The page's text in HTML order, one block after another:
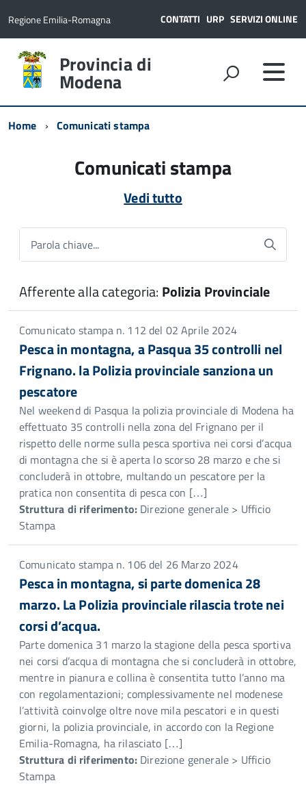
Regione Emilia-Romagna CONTATTI URP SERVIZI ONLINE
Provincia di
Modena
Home Comunicati stampa
Comunicati stampa
Vedi tutto
Parola chiave...
Afferente alla categoria: Polizia Provinciale
Comunicato stampa n. 112 del 02 Aprile 2024
Pesca in montagna, a Pasqua 35 controlli nel
Frignano. la Polizia provinciale sanziona un
pescatore
Nel weekend di Pasqua la polizia provinciale di Modena ha
effettuato 35 controlli nella zona del Frignano per il
rispetto delle norme sulla pesca sportiva nei corsi d’acqua
di montagna che si è aperta lo scorso 28 marzo e che si
concluderà in ottobre, multando un pescatore per la
pratica non consentita di pesca con […]
Struttura di riferimento: Direzione generale > Ufficio
Stampa
Comunicato stampa n. 106 del 26 Marzo 2024
Pesca in montagna, si parte domenica 28
marzo. La Polizia provinciale rilascia trote nei
corsi d’acqua.
Parte domenica 31 marzo la stagione della pesca sportiva
nei corsi d’acqua di montagna che si concluderà in ottobre,
mentre in pianura e collina è consentita tutto l’anno ma
con regolamentazioni; complessivamente nel modenese
l’attività coinvolge oltre nove mila pescatori e in questi
giorni, la polizia provinciale, in accordo con la Regione
Emilia-Romagna, ha rilasciato […]
Struttura di riferimento: Direzione generale > Ufficio
Stampa